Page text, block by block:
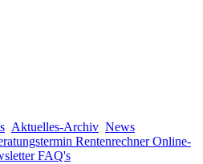
Aktuelles-Archiv News
Rentenrechner Online-
FAQ's